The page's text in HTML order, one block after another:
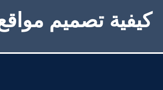
كيفية تصميم مواقع